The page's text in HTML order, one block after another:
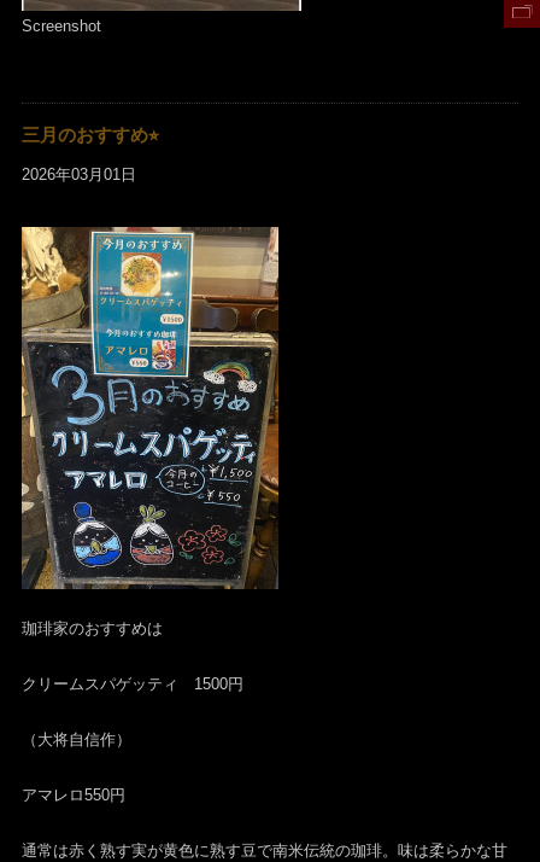
Screenshot
三月のおすすめ⭐︎
2026年03月01日
珈琲家のおすすめは
クリームスパゲッティ 1500円
（大将自信作）
アマレロ550円
通常は赤く熟す実が黄色に熟す豆で南米伝統の珈琲。味は柔らかな甘